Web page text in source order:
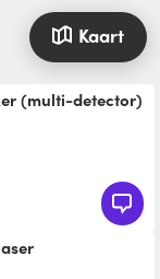
Kaart
materialen: *